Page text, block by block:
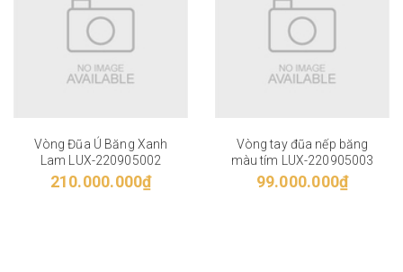
Vòng Đũa Ú Băng Xanh
Lam LUX-220905002
210.000.000₫
Vòng tay đũa nếp băng
màu tím LUX-220905003
99.000.000₫